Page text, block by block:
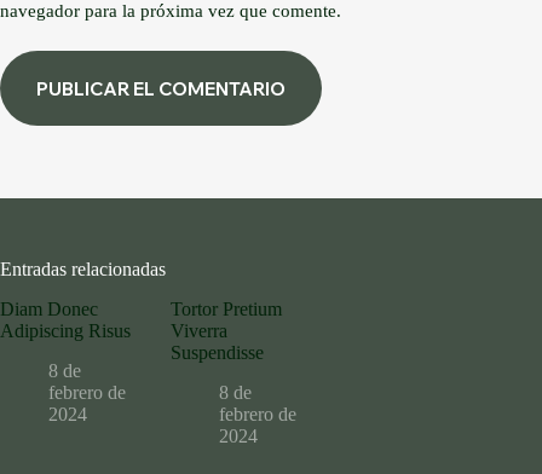
navegador para la próxima vez que comente.
PUBLICAR EL COMENTARIO
Entradas relacionadas
Diam Donec
Adipiscing Risus
8 de
febrero de
2024
Tortor Pretium
Viverra
Suspendisse
8 de
febrero de
2024